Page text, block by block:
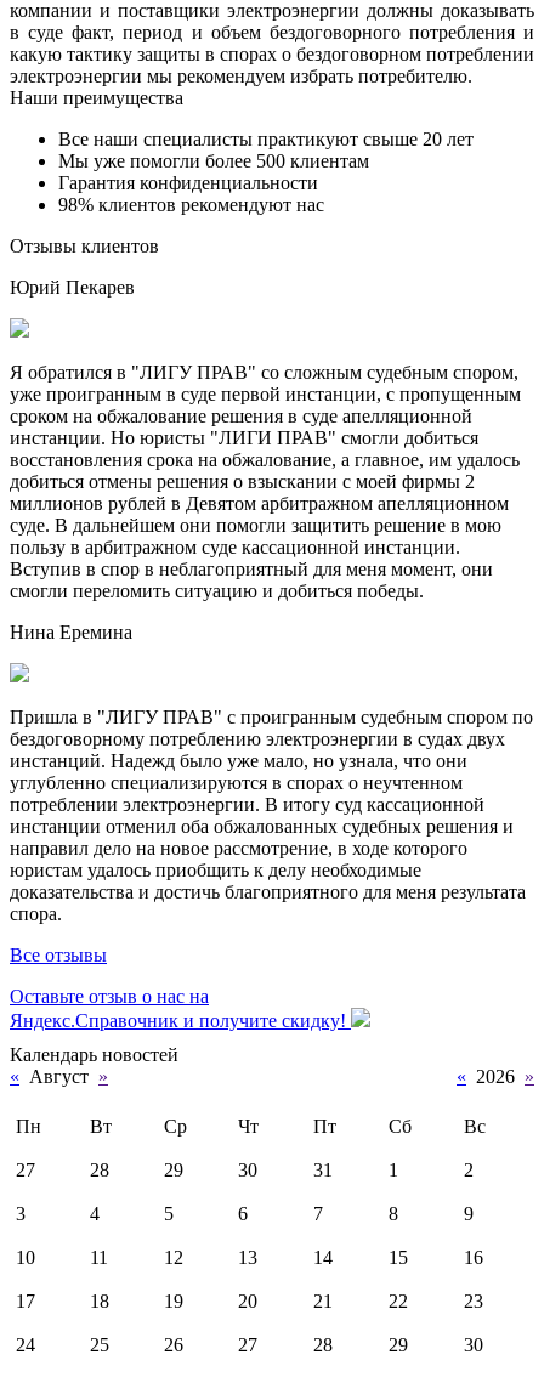
компании и поставщики электроэнергии должны доказывать
в суде факт, период и объем бездоговорного потребления и
какую тактику защиты в спорах о бездоговорном потреблении
электроэнергии мы рекомендуем избрать потребителю.
Наши преимущества
Все наши специалисты практикуют свыше 20 лет
Мы уже помогли более 500 клиентам
Гарантия конфиденциальности
98% клиентов рекомендуют нас
Отзывы клиентов
Юрий Пекарев
Я обратился в "ЛИГУ ПРАВ" со сложным судебным спором,
уже проигранным в суде первой инстанции, с пропущенным
сроком на обжалование решения в суде апелляционной
инстанции. Но юристы "ЛИГИ ПРАВ" смогли добиться
восстановления срока на обжалование, а главное, им удалось
добиться отмены решения о взыскании с моей фирмы 2
миллионов рублей в Девятом арбитражном апелляционном
суде. В дальнейшем они помогли защитить решение в мою
пользу в арбитражном суде кассационной инстанции.
Вступив в спор в неблагоприятный для меня момент, они
смогли переломить ситуацию и добиться победы.
Нина Еремина
Пришла в "ЛИГУ ПРАВ" с проигранным судебным спором по
бездоговорному потреблению электроэнергии в судах двух
инстанций. Надежд было уже мало, но узнала, что они
углубленно специализируются в спорах о неучтенном
потреблении электроэнергии. В итогу суд кассационной
инстанции отменил оба обжалованных судебных решения и
направил дело на новое рассмотрение, в ходе которого
юристам удалось приобщить к делу необходимые
доказательства и достичь благоприятного для меня результата
спора.
Все отзывы
Оставьте отзыв о нас на
Яндекс.Справочник и получите скидку!
Календарь новостей
« Август » « 2026 »
Пн Вт Ср Чт Пт Сб Вс
27 28 29 30 31 1 2
3 4 5 6 7 8 9
10 11 12 13 14 15 16
17 18 19 20 21 22 23
24 25 26 27 28 29 30